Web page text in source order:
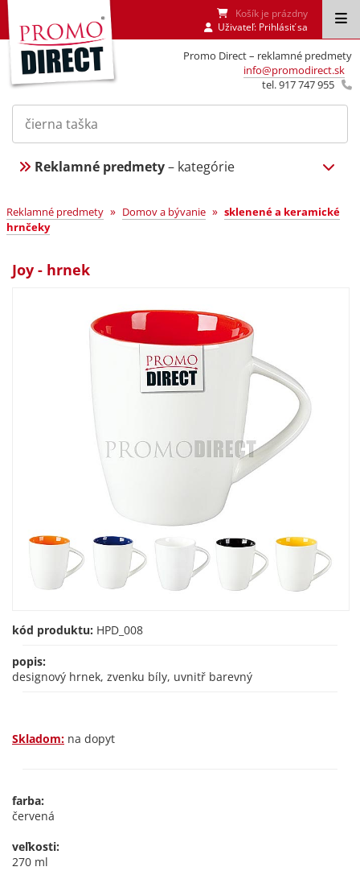
Promo Direct – reklamné predmety
info@promodirect.sk
tel. 917 747 955
Košík je prázdny
Uživateľ: Prihlásiť sa
Reklamné predmety– kategórie
Reklamné predmety » Domov a bývanie » sklenené a keramické
hrnčeky
Joy - hrnek
kód produktu: HPD_008
popis:
designový hrnek, zvenku bíly, uvnitř barevný
Skladom: na dopyt
farba:
červená
veľkosti:
270 ml